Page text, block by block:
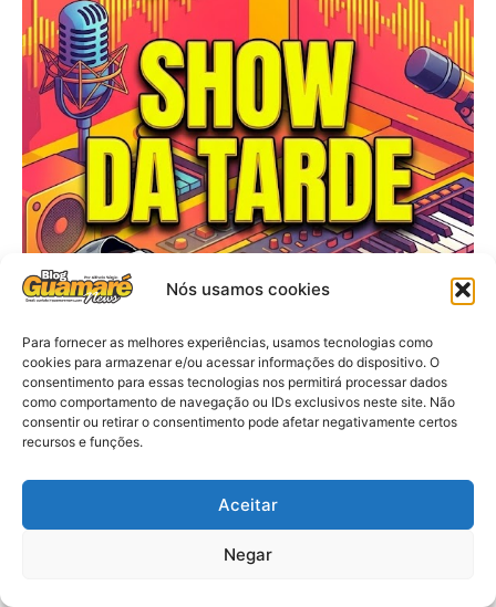
Nós usamos cookies
Para fornecer as melhores experiências, usamos tecnologias como
cookies para armazenar e/ou acessar informações do dispositivo. O
consentimento para essas tecnologias nos permitirá processar dados
como comportamento de navegação ou IDs exclusivos neste site. Não
consentir ou retirar o consentimento pode afetar negativamente certos
recursos e funções.
Aceitar
Negar